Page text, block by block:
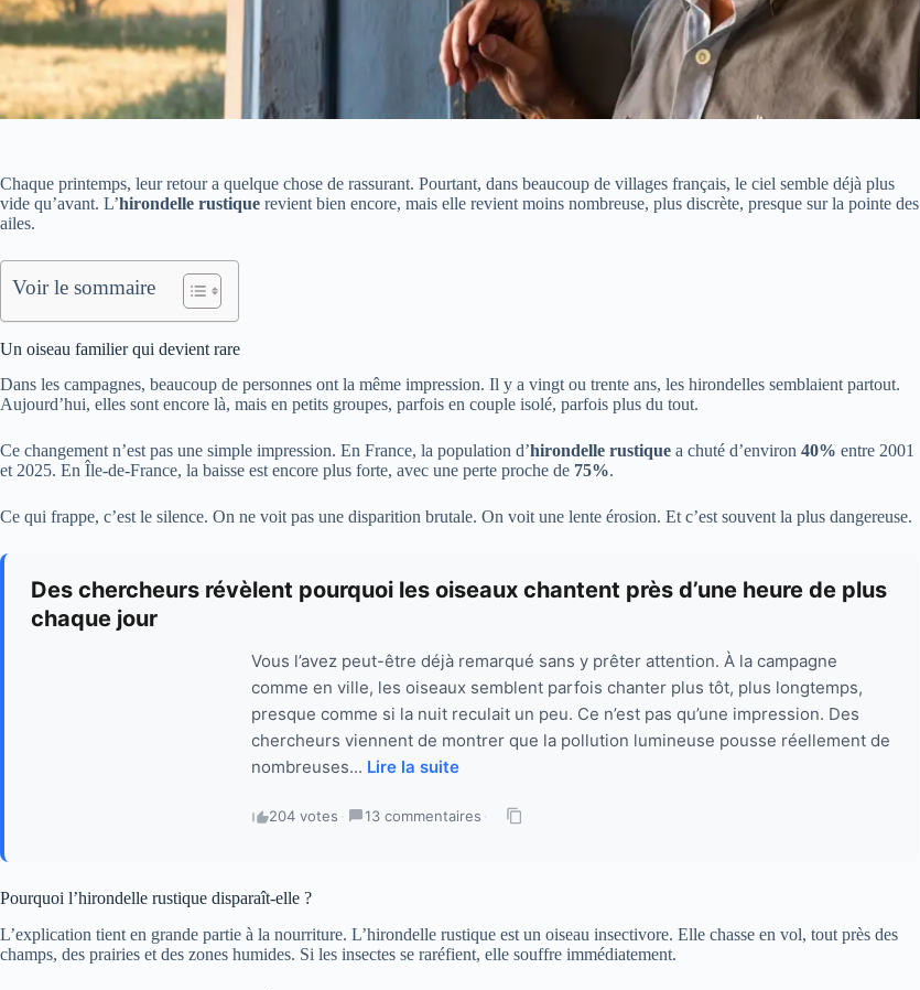
Chaque printemps, leur retour a quelque chose de rassurant. Pourtant, dans beaucoup de villages français, le ciel semble déjà plus
vide qu’avant. L’hirondelle rustique revient bien encore, mais elle revient moins nombreuse, plus discrète, presque sur la pointe des
ailes.
Voir le sommaire
Un oiseau familier qui devient rare
Dans les campagnes, beaucoup de personnes ont la même impression. Il y a vingt ou trente ans, les hirondelles semblaient partout.
Aujourd’hui, elles sont encore là, mais en petits groupes, parfois en couple isolé, parfois plus du tout.
Ce changement n’est pas une simple impression. En France, la population d’hirondelle rustique a chuté d’environ 40% entre 2001
et 2025. En Île-de-France, la baisse est encore plus forte, avec une perte proche de 75%.
Ce qui frappe, c’est le silence. On ne voit pas une disparition brutale. On voit une lente érosion. Et c’est souvent la plus dangereuse.
Des chercheurs révèlent pourquoi les oiseaux chantent près d’une heure de plus
chaque jour
Vous l’avez peut-être déjà remarqué sans y prêter attention. À la campagne
comme en ville, les oiseaux semblent parfois chanter plus tôt, plus longtemps,
presque comme si la nuit reculait un peu. Ce n’est pas qu’une impression. Des
chercheurs viennent de montrer que la pollution lumineuse pousse réellement de
nombreuses... Lire la suite
204 votes · 13 commentaires ·
Pourquoi l’hirondelle rustique disparaît-elle ?
L’explication tient en grande partie à la nourriture. L’hirondelle rustique est un oiseau insectivore. Elle chasse en vol, tout près des
champs, des prairies et des zones humides. Si les insectes se raréfient, elle souffre immédiatement.